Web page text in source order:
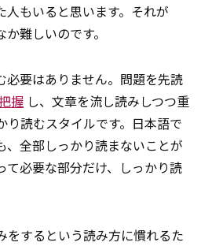
人もいると思います。それが
難しいのです。
必要はありません。問題を先読
握 し、文章を流し読みしつつ重
り読むスタイルです。日本語で
、全部しっかり読まないことが
て必要な部分だけ、しっかり読
をするという読み方に慣れるた